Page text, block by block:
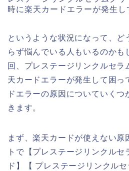
時に楽天カードエラーが発生し
というような状況になって、ど
らず悩んでいる人もいるのかも
回、プレステージリンクルセラ
天カードエラーが発生して困っ
ドエラーの原因についていく
きます。
まず、楽天カードが使えない原
トで【プレステージリンクル
ド】【 プレステージリンクル